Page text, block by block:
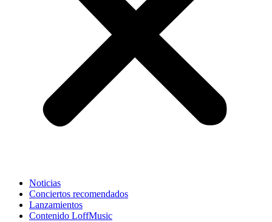
Noticias
Conciertos recomendados
Lanzamientos
Contenido LoffMusic